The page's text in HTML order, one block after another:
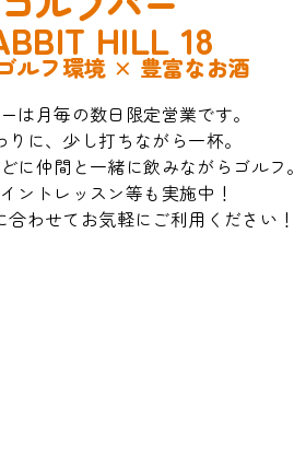
HILL 18
ルフ環境 × 豊富なお酒
は月毎の数日限定営業です。
りに、少し打ちながら一杯。
に仲間と一緒に飲みながらゴルフ。
ントレッスン等も実施中！
わせてお気軽にご利用ください！